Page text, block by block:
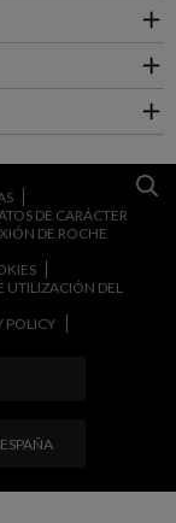
DE CARÁCTER
DE ROCHE
UTILIZACIÓN DEL
POLICY
DE PAÍS
ESPAÑA